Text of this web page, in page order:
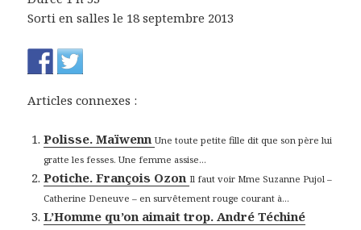
Sorti en salles le 18 septembre 2013
Articles connexes :
Polisse. MaïwennUne toute petite fille dit que son père lui
gratte les fesses. Une femme assise...
Potiche. François Ozon Il faut voir Mme Suzanne Pujol –
Catherine Deneuve – en survêtement rouge courant à...
L’Homme qu’on aimait trop. André Téchiné